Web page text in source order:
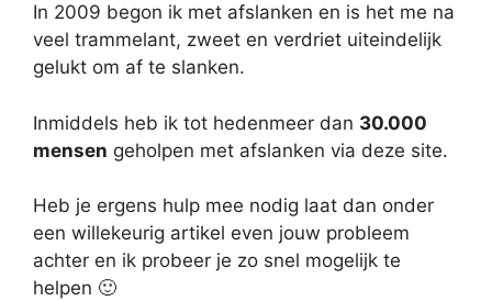
In 2009 begon ik met afslanken en is het me na
veel trammelant, zweet en verdriet uiteindelijk
gelukt om af te slanken.
Inmiddels heb ik tot hedenmeer dan 30.000
mensen geholpen met afslanken via deze site.
Heb je ergens hulp mee nodig laat dan onder
een willekeurig artikel even jouw probleem
achter en ik probeer je zo snel mogelijk te
helpen 🙂